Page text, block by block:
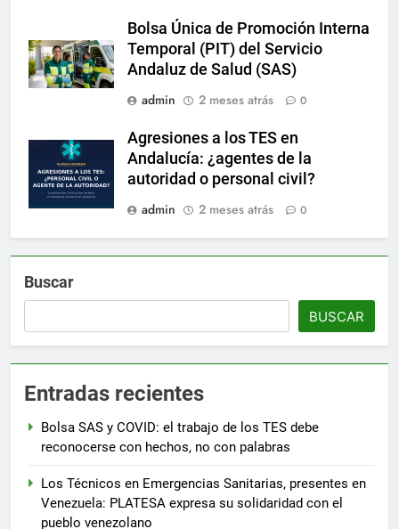
Bolsa Única de Promoción Interna
Temporal (PIT) del Servicio
Andaluz de Salud (SAS)
admin
2 meses atrás 0
Agresiones a los TES en
Andalucía: ¿agentes de la
autoridad o personal civil?
admin
2 meses atrás 0
Buscar
BUSCAR
Entradas recientes
Bolsa SAS y COVID: el trabajo de los TES debe
reconocerse con hechos, no con palabras
Los Técnicos en Emergencias Sanitarias, presentes en
Venezuela: PLATESA expresa su solidaridad con el
pueblo venezolano